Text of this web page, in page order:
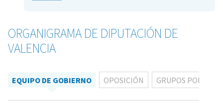
ORGANIGRAMA DE DIPUTACIÓN DE
VALENCIA
EQUIPO DE GOBIERNO OPOSICIÓN GRUPOS